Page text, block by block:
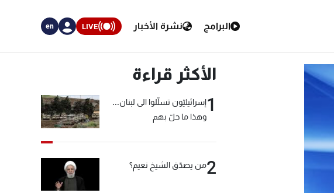
البرامج نشرة الأخبار LIVE
en
الأكثر قراءة
1إسرائيليّون تسلّلوا الى لبنان...
وهذا ما حلّ بهم
2من يصدّق الشيخ نعيم؟